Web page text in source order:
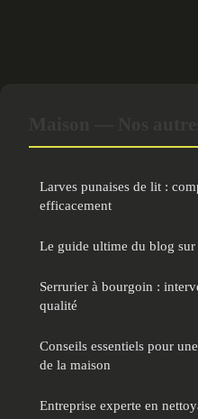
Larves punaises de lit :
efficacement
Le guide ultime du blog
Serrurier à bourgoin :
qualité
Conseils essentiels pour
de la maison
Entreprise experte en